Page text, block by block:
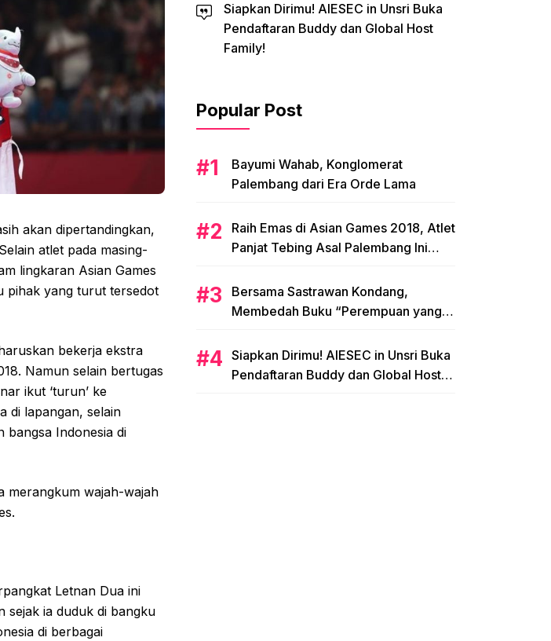
akan dipertandingkan,
atlet pada masing-
lingkaran Asian Games
pihak yang turut tersedot
bekerja ekstra
Namun selain bertugas
ikut ‘turun’ ke
di lapangan, selain
bangsa Indonesia di
merangkum wajah-wajah
Letnan Dua ini
sejak ia duduk di bangku
di berbagai
Siapkan Dirimu! AIESEC in Unsri Buka
Pendaftaran Buddy dan Global Host
Family!
Popular Post
Bayumi Wahab, Konglomerat
Palembang dari Era Orde Lama
Raih Emas di Asian Games 2018, Atlet
Panjat Tebing Asal Palembang Ini
Bersama Sastrawan Kondang,
Membedah Buku “Perempuan yang
Siapkan Dirimu! AIESEC in Unsri Buka
Pendaftaran Buddy dan Global Host